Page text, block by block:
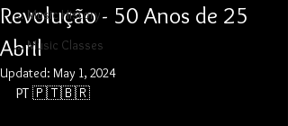
... Music History
... Music Classes
Revolução - 50 Anos de 25
Abril
Updated: May 1, 2024
PT 🇵🇹🇧🇷